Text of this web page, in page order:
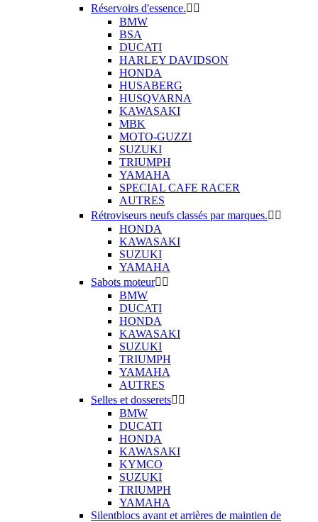
Réservoirs d'essence. 
BMW
BSA
DUCATI
HARLEY DAVIDSON
HONDA
HUSABERG
HUSQVARNA
KAWASAKI
MBK
MOTO-GUZZI
SUZUKI
TRIUMPH
YAMAHA
SPECIAL CAFE RACER
AUTRES
Rétroviseurs neufs classés par marques. 
HONDA
KAWASAKI
SUZUKI
YAMAHA
Sabots moteur 
BMW
DUCATI
HONDA
KAWASAKI
SUZUKI
TRIUMPH
YAMAHA
AUTRES
Selles et dosserets 
BMW
DUCATI
HONDA
KAWASAKI
KYMCO
SUZUKI
TRIUMPH
YAMAHA
Silentblocs avant et arrières de maintien de